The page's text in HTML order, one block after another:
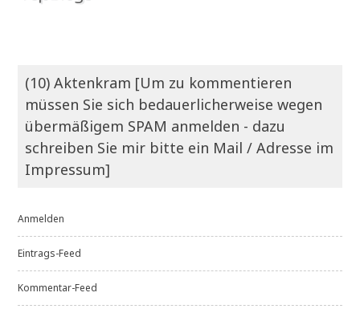
(10) Aktenkram [Um zu kommentieren
müssen Sie sich bedauerlicherweise wegen
übermäßigem SPAM anmelden - dazu
schreiben Sie mir bitte ein Mail / Adresse im
Impressum]
Anmelden
Eintrags-Feed
Kommentar-Feed